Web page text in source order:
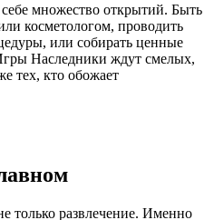
множество открытий. Быть
косметологом, проводить
или собирать ценные
Наследники ждут смелых,
тех, кто обожает
только развлечение. Именно